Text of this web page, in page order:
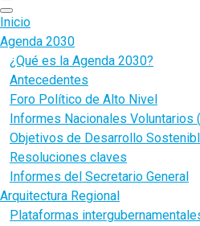
menu
Inicio
Agenda 2030
¿Qué es la Agenda 2030?
Antecedentes
Foro Político de Alto Nivel
Informes Nacionales Voluntarios
Objetivos de Desarrollo
Resoluciones claves
Informes del Secretario General
Arquitectura Regional
Plataformas